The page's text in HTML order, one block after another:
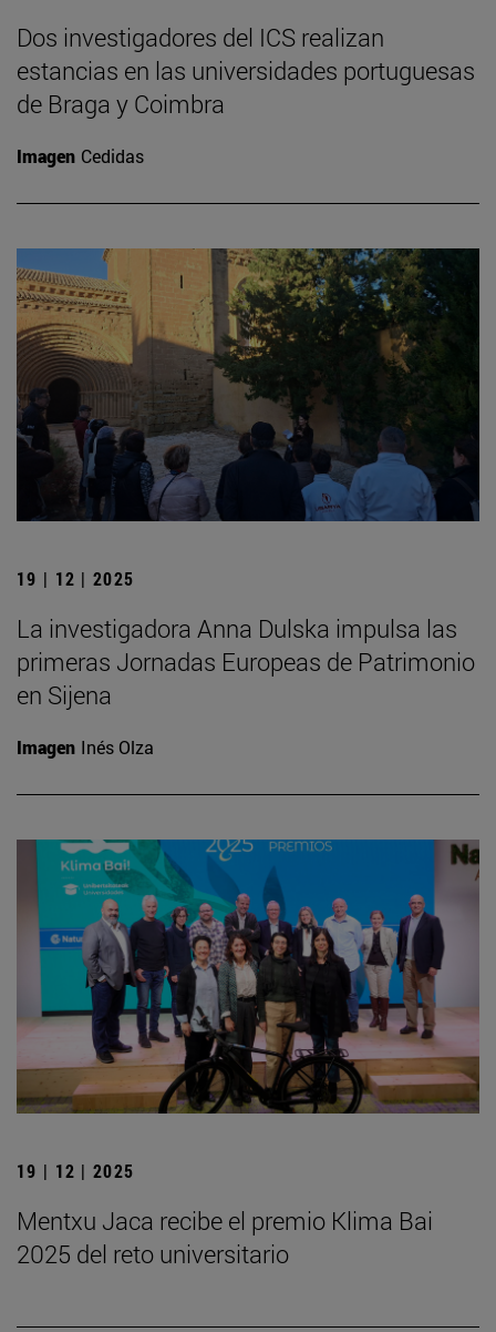
Dos investigadores del ICS realizan
estancias en las universidades portuguesas
de Braga y Coimbra
Imagen Cedidas
19 | 12 | 2025
La investigadora Anna Dulska impulsa las
primeras Jornadas Europeas de Patrimonio
en Sijena
Imagen Inés Olza
19 | 12 | 2025
Mentxu Jaca recibe el premio Klima Bai
2025 del reto universitario